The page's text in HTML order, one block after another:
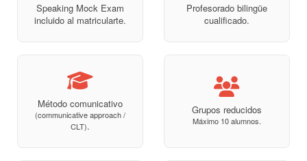
Speaking Mock Exam
incluido al matricularte.
Profesorado bilingüe
cualificado.
Método comunicativo
(communicative approach /
CLT).
Grupos reducidos
Máximo 10 alumnos.